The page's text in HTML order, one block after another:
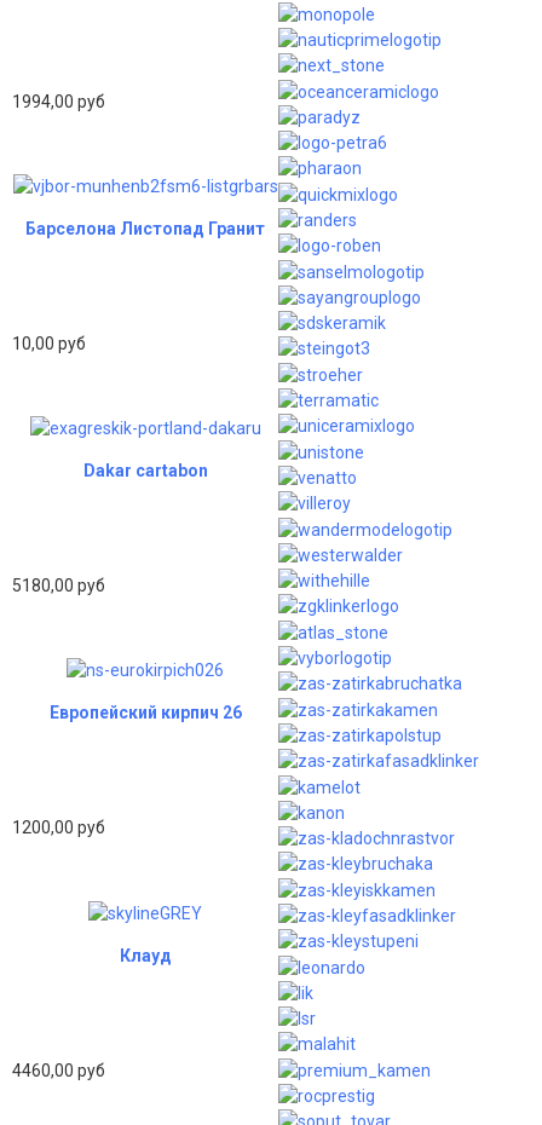
1994,00 руб
Барселона Листопад Гранит
10,00 руб
Dakar cartabon
5180,00 руб
Европейский кирпич 26
1200,00 руб
Клауд
4460,00 руб